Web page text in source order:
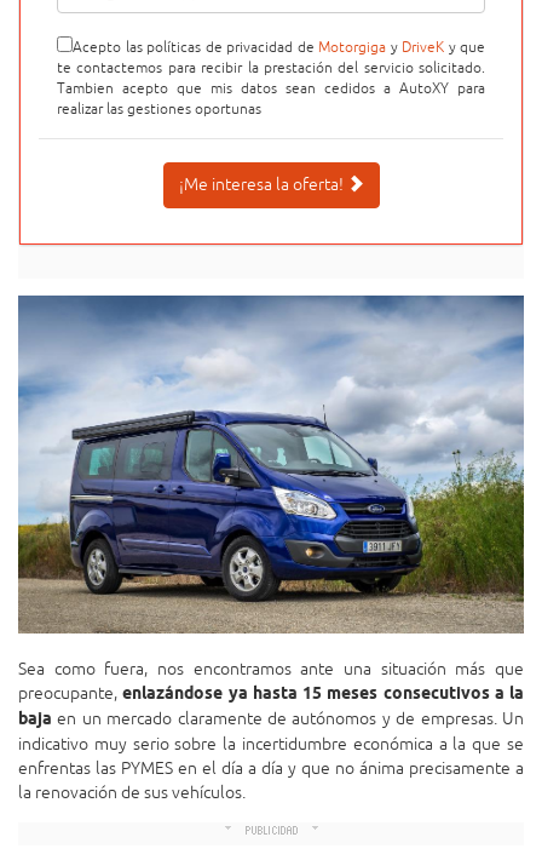
Acepto las políticas de privacidad de Motorgiga y DriveK y que
te contactemos para recibir la prestación del servicio solicitado.
Tambien acepto que mis datos sean cedidos a AutoXY para
realizar las gestiones oportunas
¡Me interesa la oferta!
Sea como fuera, nos encontramos ante una situación más que
preocupante,enlazándose ya hasta 15 meses consecutivos a la
baja en un mercado claramente de autónomos y de empresas. Un
indicativo muy serio sobre la incertidumbre económica a la que se
enfrentas las PYMES en el día a día y que no ánima precisamente a
la renovación de sus vehículos.